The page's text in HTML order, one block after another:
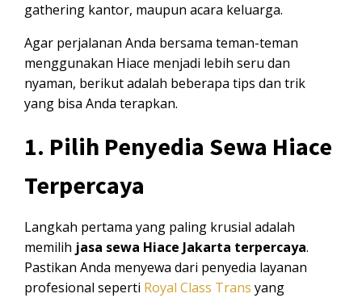
gathering kantor, maupun acara keluarga.
Agar perjalanan Anda bersama teman-teman
menggunakan Hiace menjadi lebih seru dan
nyaman, berikut adalah beberapa tips dan trik
yang bisa Anda terapkan.
1. Pilih Penyedia Sewa Hiace
Terpercaya
Langkah pertama yang paling krusial adalah
memilih jasa sewa Hiace Jakarta terpercaya.
Pastikan Anda menyewa dari penyedia layanan
profesional seperti Royal Class Trans yang